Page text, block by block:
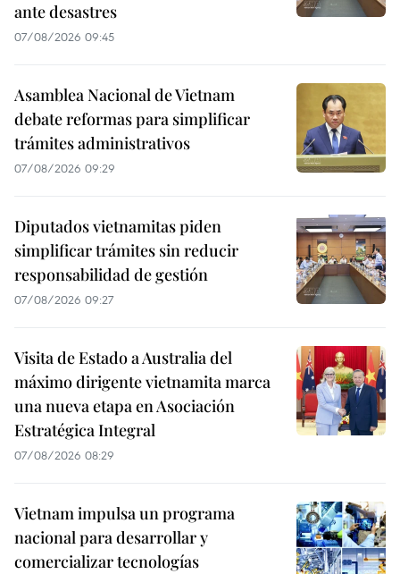
ante desastres
07/08/2026 09:45
Asamblea Nacional de Vietnam
debate reformas para simplificar
trámites administrativos
07/08/2026 09:29
Diputados vietnamitas piden
simplificar trámites sin reducir
responsabilidad de gestión
07/08/2026 09:27
Visita de Estado a Australia del
máximo dirigente vietnamita marca
una nueva etapa en Asociación
Estratégica Integral
07/08/2026 08:29
Vietnam impulsa un programa
nacional para desarrollar y
comercializar tecnologías